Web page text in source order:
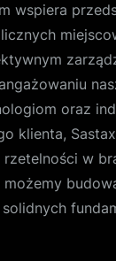
wspiera
oraz
klienta,
rzetelności w